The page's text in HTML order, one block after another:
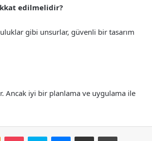
edilmelidir?
gibi unsurlar, güvenli bir tasarım
Ancak iyi bir planlama ve uygulama ile
Odnoklassniki
Pocket Skype Messenger
E-Posta ile paylaş Yazdır